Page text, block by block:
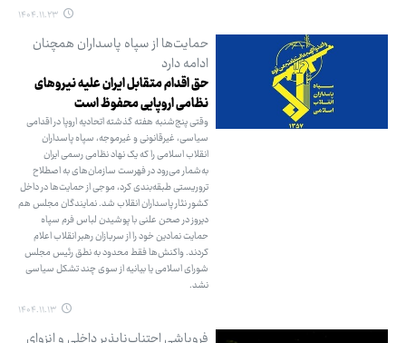
۱۴۰۴.۱۱.۲۳
حمایت‌ها از سپاه پاسداران همچنان
ادامه دارد
حق اقدام متقابل ایران علیه نیروهای
نظامی اروپایی محفوظ است
وقتی پنج‌شنبه هفته گذشته اتحادیه اروپا در اقدامی
سیاسی، غیرقانونی و غیرموجه، سپاه پاسداران
انقلاب اسلامی را که یک نهاد نظامی رسمی ایران
به‌شمار می‌رود در فهرست سازمان‌های به اصطلاح
تروریستی طبقه‌بندی کرد، موجی از حمایت‌ها در داخل
کشور نثار پاسداران انقلاب شد. نمایندگان مجلس هم
دیروز در صحن علنی با پوشیدن لباس فرم سپاه
حمایت نمادین خود را از سربازان رهبر انقلاب اعلام
کردند. واکنش‌ها فقط محدود به نطق رئیس مجلس
شورای اسلامی یا بیانیه از سوی چند تشکل سیاسی
نشد.
۱۴۰۴.۱۱.۱۳